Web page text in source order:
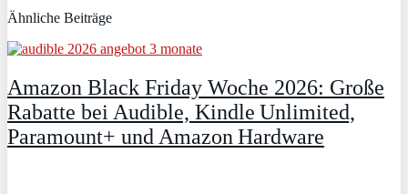
Ähnliche Beiträge
Amazon Black Friday Woche 2026: Große
Rabatte bei Audible, Kindle Unlimited,
Paramount+ und Amazon Hardware